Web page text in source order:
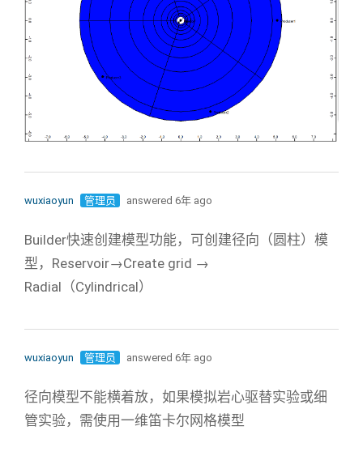
wuxiaoyun 管理员 answered 6年 ago
Builder快速创建模型功能，可创建径向（圆柱）模
型，Reservoir→Create grid →
Radial（Cylindrical）
wuxiaoyun 管理员 answered 6年 ago
径向模型不能横着放，如果模拟岩心驱替实验或细
管实验，需使用一维笛卡尔网格模型